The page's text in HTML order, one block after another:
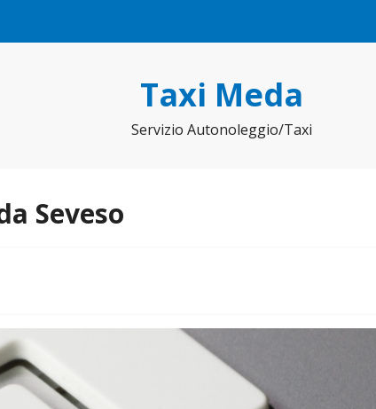
Taxi Meda
Servizio Autonoleggio/Taxi
Seveso